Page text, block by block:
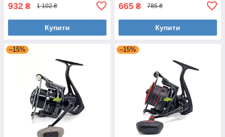
932 ₴ 1 102 ₴
Купити
665 ₴ 785 ₴
Купити
–15% –15%